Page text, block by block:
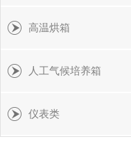
高温烘箱
人工气候培养箱
仪表类